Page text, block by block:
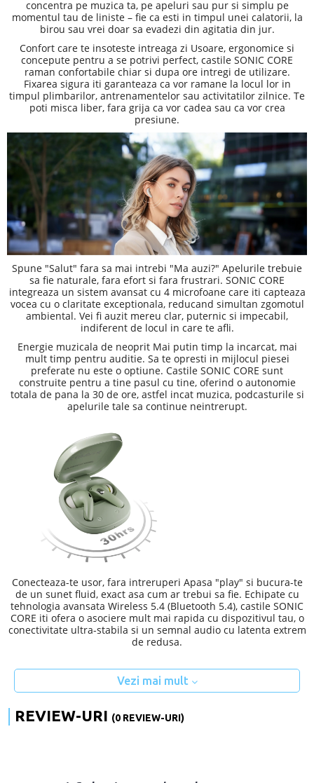
concentra pe muzica ta, pe apeluri sau pur si simplu pe
momentul tau de liniste – fie ca esti in timpul unei calatorii, la
birou sau vrei doar sa evadezi din agitatia din jur.
Confort care te insoteste intreaga zi Usoare, ergonomice si
concepute pentru a se potrivi perfect, castile SONIC CORE
raman confortabile chiar si dupa ore intregi de utilizare.
Fixarea sigura iti garanteaza ca vor ramane la locul lor in
timpul plimbarilor, antrenamentelor sau activitatilor zilnice. Te
poti misca liber, fara grija ca vor cadea sau ca vor crea
presiune.
Spune "Salut" fara sa mai intrebi "Ma auzi?" Apelurile trebuie
sa fie naturale, fara efort si fara frustrari. SONIC CORE
integreaza un sistem avansat cu 4 microfoane care iti capteaza
vocea cu o claritate exceptionala, reducand simultan zgomotul
ambiental. Vei fi auzit mereu clar, puternic si impecabil,
indiferent de locul in care te afli.
Energie muzicala de neoprit Mai putin timp la incarcat, mai
mult timp pentru auditie. Sa te opresti in mijlocul piesei
preferate nu este o optiune. Castile SONIC CORE sunt
construite pentru a tine pasul cu tine, oferind o autonomie
totala de pana la 30 de ore, astfel incat muzica, podcasturile si
apelurile tale sa continue neintrerupt.
Conecteaza-te usor, fara intreruperi Apasa "play" si bucura-te
de un sunet fluid, exact asa cum ar trebui sa fie. Echipate cu
tehnologia avansata Wireless 5.4 (Bluetooth 5.4), castile SONIC
CORE iti ofera o asociere mult mai rapida cu dispozitivul tau, o
conectivitate ultra-stabila si un semnal audio cu latenta extrem
de redusa.
Vezi mai mult
REVIEW-URI (0 REVIEW-URI)